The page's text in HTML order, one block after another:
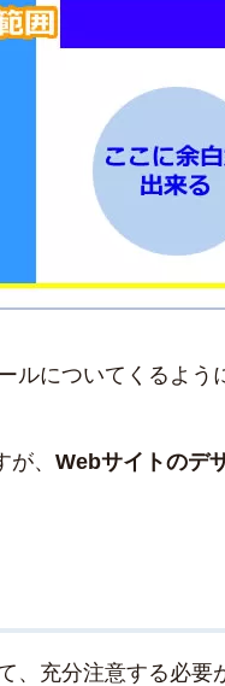
ルについてくるよう
、 Webサイトのデ
充分注意する必要